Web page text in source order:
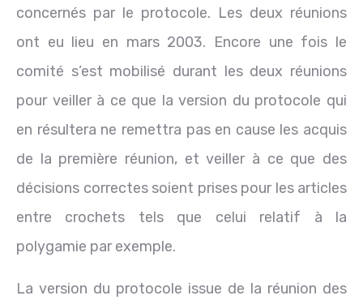
concernés par le protocole. Les deux réunions
ont eu lieu en mars 2003. Encore une fois le
comité s’est mobilisé durant les deux réunions
pour veiller à ce que la version du protocole qui
en résultera ne remettra pas en cause les acquis
de la première réunion, et veiller à ce que des
décisions correctes soient prises pour les articles
entre crochets tels que celui relatif à la
polygamie par exemple.
La version du protocole issue de la réunion des